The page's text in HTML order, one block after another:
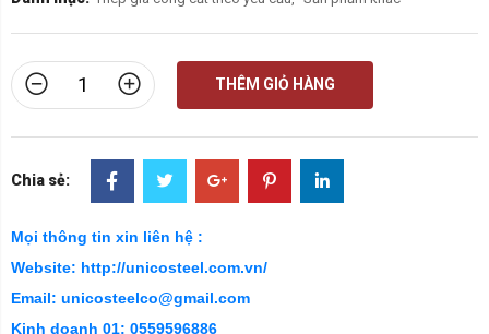
THÊM GIỎ HÀNG
Chia sẻ:
Mọi thông tin xin liên hệ :
Website: http://unicosteel.com.vn/
Email: unicosteelco@gmail.com
Kinh doanh 01: 0559596886